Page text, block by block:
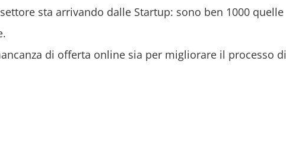
sta arrivando dalle Startup: sono ben 1000 quelle
di offerta online sia per migliorare il processo di